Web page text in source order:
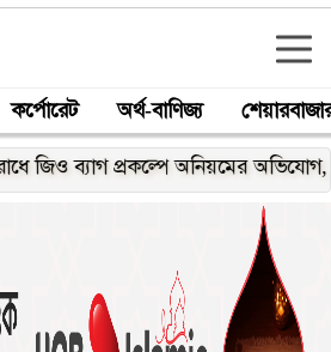
কর্পোরেট অর্থ-বাণিজ্য
প্রকল্পে অনিয়মের অভিযোগ,